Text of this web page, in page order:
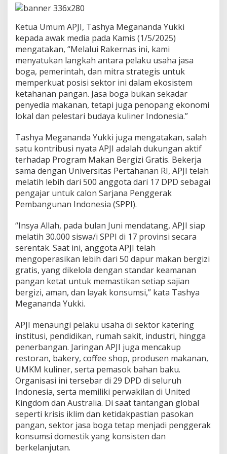
P
n
g
a
n
N
a
i
o
n
a
Ketua Umum APJI, Tashya Megananda Yukki
kepada awak media pada Kamis (1/5/2025)
mengatakan, “Melalui Rakernas ini, kami
menyatukan langkah antara pelaku usaha jasa
boga, pemerintah, dan mitra strategis untuk
memperkuat posisi sektor ini dalam ekosistem
ketahanan pangan. Jasa boga bukan sekadar
penyedia makanan, tetapi juga penopang ekonomi
lokal dan pelestari budaya kuliner Indonesia.”
Tashya Megananda Yukki juga mengatakan, salah
satu kontribusi nyata APJI adalah dukungan aktif
terhadap Program Makan Bergizi Gratis. Bekerja
sama dengan Universitas Pertahanan RI, APJI telah
melatih lebih dari 500 anggota dari 17 DPD sebagai
pengajar untuk calon Sarjana Penggerak
Pembangunan Indonesia (SPPI).
“Insya Allah, pada bulan Juni mendatang, APJI siap
melatih 30.000 siswa/i SPPI di 17 provinsi secara
serentak. Saat ini, anggota APJI telah
mengoperasikan lebih dari 50 dapur makan bergizi
gratis, yang dikelola dengan standar keamanan
pangan ketat untuk memastikan setiap sajian
bergizi, aman, dan layak konsumsi,” kata Tashya
Megananda Yukki.
APJI menaungi pelaku usaha di sektor katering
institusi, pendidikan, rumah sakit, industri, hingga
penerbangan. Jaringan APJI juga mencakup
restoran, bakery, coffee shop, produsen makanan,
UMKM kuliner, serta pemasok bahan baku.
Organisasi ini tersebar di 29 DPD di seluruh
Indonesia, serta memiliki perwakilan di United
Kingdom dan Australia. Di saat tantangan global
seperti krisis iklim dan ketidakpastian pasokan
pangan, sektor jasa boga tetap menjadi penggerak
konsumsi domestik yang konsisten dan
berkelanjutan.